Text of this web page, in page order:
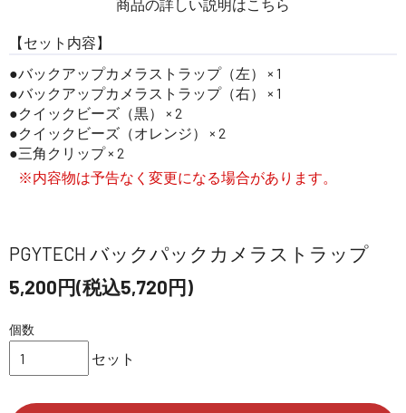
商品の詳しい説明はこちら
【セット内容】
バックアップカメラストラップ（左） × 1
バックアップカメラストラップ（右） × 1
クイックビーズ（黒） × 2
クイックビーズ（オレンジ） × 2
三角クリップ × 2
※内容物は予告なく変更になる場合があります。
PGYTECH バックパックカメラストラップ
5,200円(税込5,720円)
個数
セット